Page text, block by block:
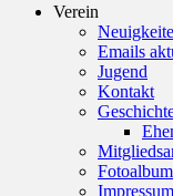
Verein
Emails
Jugend
Kontakt
Fotoalbum
Impressum